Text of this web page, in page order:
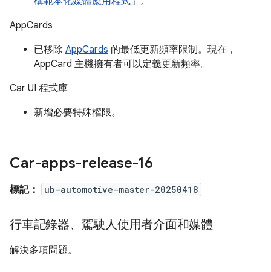
AppCards
已移除 AppCards 的最低更新頻率限制。現在，
AppCard 主機擁有者可以定義更新頻率。
Car UI 程式庫
新增必要特殊權限。
Car-apps-release-16
標記： ub-automotive-master-20250418
行車記錄器、駕駛人使用者介面和媒體
解決多項問題。